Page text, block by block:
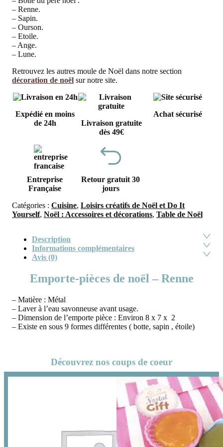
– Renne.
– Sapin.
– Ourson.
– Etoile.
– Ange.
– Lune.
Retrouvez les autres moule de Noël dans notre section
décoration de noël sur notre site.
Expédié en moins
de 24h
Livraison gratuite
dès 49€
Achat sécurisé
Entreprise
Française
Retour gratuit 30
jours
Catégories : Cuisine, Loisirs créatifs de Noël et Do It
Yourself, Noël : Accessoires et décorations, Table de Noël
Description
Informations complémentaires
Avis (0)
Emporte-pièces de noël – Renne
– Matière : Métal
– Laver à l’eau savonneuse avant usage.
– Dimension de l’emporte pièce : Environ 8 x 7 x 2
– Existe en sous 9 formes différentes ( botte, sapin , étoile)
Découvrez nos coups de coeur